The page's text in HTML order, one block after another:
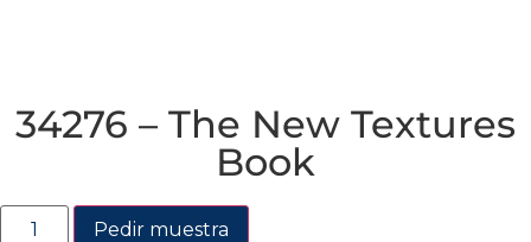
34276 – The New Textures
Book
Pedir muestra